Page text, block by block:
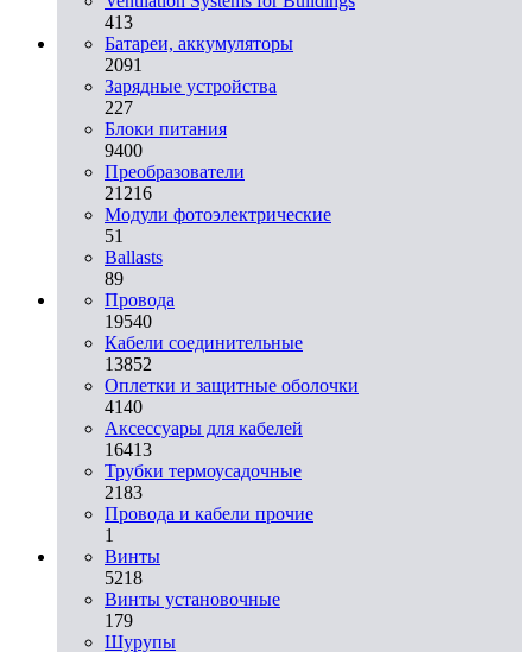
413
Батареи, аккумуляторы
2091
Зарядные устройства
227
Блоки питания
9400
Преобразователи
21216
Модули фотоэлектрические
51
Ballasts
89
Провода
19540
Кабели соединительные
13852
Оплетки и защитные оболочки
4140
Аксессуары для кабелей
16413
Трубки термоусадочные
2183
Провода и кабели прочие
1
Винты
5218
Винты установочные
179
Шурупы